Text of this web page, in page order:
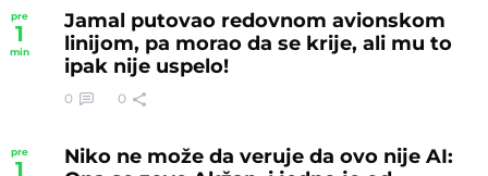
pre
1
min
Jamal putovao redovnom avionskom
linijom, pa morao da se krije, ali mu to
ipak nije uspelo!
0 0
pre
1
Niko ne može da veruje da ovo nije AI: